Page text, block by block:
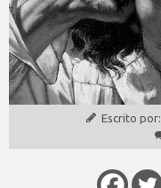
Escrito por: